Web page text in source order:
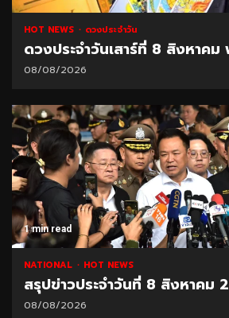
HOT NEWS ดวงประจำวัน
ดวงประจำวันเสาร์ที่ 8 สิงหาค
08/08/2026
1 min read
NATIONAL HOT NEWS
สรุปข่าวประจำวันที่ 8 สิงหาคม
08/08/2026